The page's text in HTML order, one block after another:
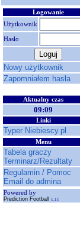
Logowanie
Użytkownik
Hasło
Nowy użytkownik
Zapomniałem hasła
Aktualny czas
09:09
Linki
Typer Niebiescy.pl
Menu
Tabela graczy
Terminarz/Rezultaty
Regulamin / Pomoc
Email do admina
Powered by
Prediction Football 1.11